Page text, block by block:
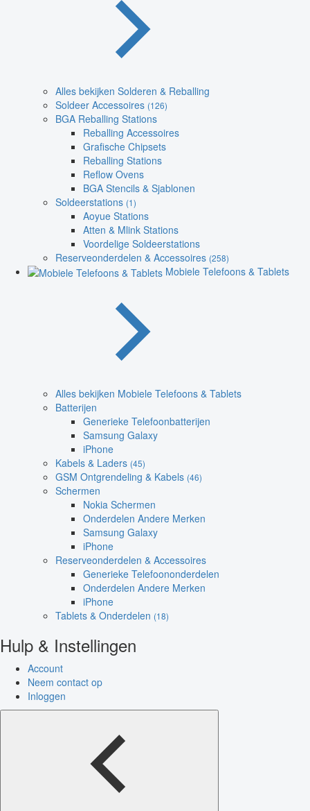
Alles bekijken Solderen & Reballing
Soldeer Accessoires (126)
BGA Reballing Stations
Reballing Accessoires
Grafische Chipsets
Reballing Stations
Reflow Ovens
BGA Stencils & Sjablonen
Soldeerstations (1)
Aoyue Stations
Atten & Mlink Stations
Voordelige Soldeerstations
Reserveonderdelen & Accessoires (258)
Mobiele Telefoons & Tablets
Alles bekijken Mobiele Telefoons & Tablets
Batterijen
Generieke Telefoonbatterijen
Samsung Galaxy
iPhone
Kabels & Laders (45)
GSM Ontgrendeling & Kabels (46)
Schermen
Nokia Schermen
Onderdelen Andere Merken
Samsung Galaxy
iPhone
Reserveonderdelen & Accessoires
Generieke Telefoononderdelen
Onderdelen Andere Merken
iPhone
Tablets & Onderdelen (18)
Hulp & Instellingen
Account
Neem contact op
Inloggen